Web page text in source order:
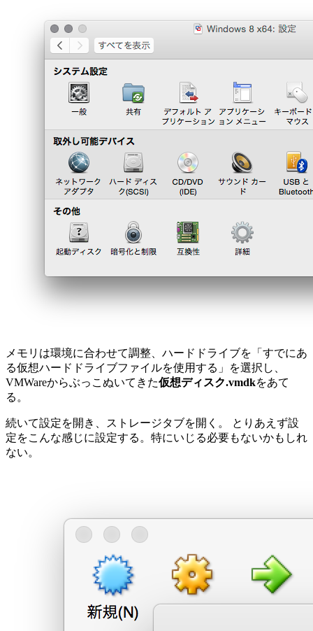
メモリは環境に合わせて調整、ハードドライブを「すでにあ
る仮想ハードドライブファイルを使用する」を選択し、
VMWareからぶっこぬいてきた仮想ディスク.vmdkをあて
る。
続いて設定を開き、ストレージタブを開く。 とりあえず設
定をこんな感じに設定する。特にいじる必要もないかもしれ
ない。